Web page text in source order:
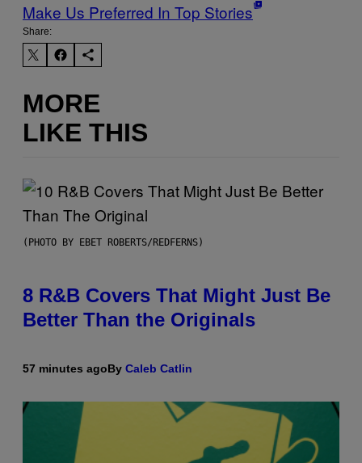
Make Us Preferred In Top Stories
Share:
MORE
LIKE THIS
(PHOTO BY EBET ROBERTS/REDFERNS)
8 R&B Covers That Might Just Be
Better Than the Originals
57 minutes agoBy Caleb Catlin